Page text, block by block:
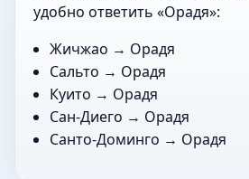
удобно ответить «Орадя»:
Жичжао → Орадя
Сальто → Орадя
Куито → Орадя
Сан-Диего → Орадя
Санто-Доминго → Орадя